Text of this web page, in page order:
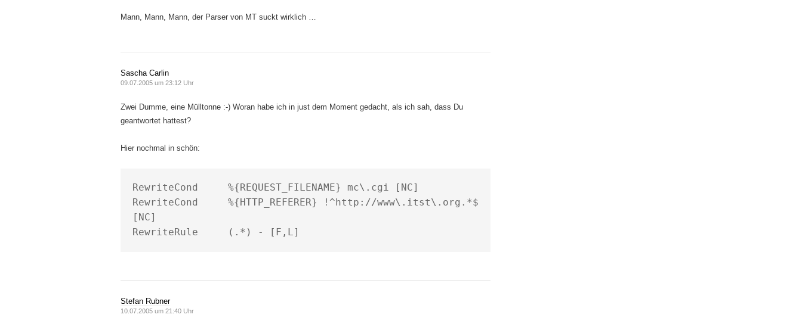
Mann, Mann, Mann, der Parser von MT suckt wirklich …
Sascha Carlin
09.07.2005 um 23:12 Uhr
Zwei Dumme, eine Mülltonne :-) Woran habe ich in just dem Moment gedacht, als ich sah, dass Du
geantwortet hattest?
Hier nochmal in schön:
RewriteCond     %{REQUEST_FILENAME} mc\.cgi [NC]
RewriteCond     %{HTTP_REFERER} !^http://www\.itst\.org.*$
[NC]
Stefan Rubner
10.07.2005 um 21:40 Uhr